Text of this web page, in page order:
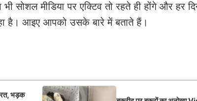
सोशल मीडिया पर एक्टिव तो रहते ही होंगे और हर
है। आइए आपको उसके बारे में बताते हैं।
भड़क